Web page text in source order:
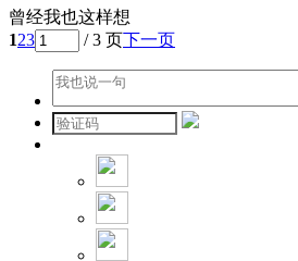
曾经我也这样想
123 / 3 页下一页